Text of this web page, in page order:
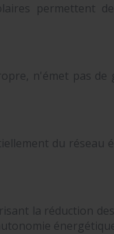
permettent
n'émet pas de
du réseau
la réduction